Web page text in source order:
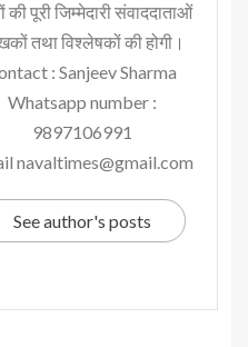
की पूरी जिम्मेदारी संवाददाताओं
तथा विश्लेषकों की होगी।
: Sanjeev Sharma
Whatsapp number :
9897106991
navaltimes@gmail.com
See author's posts